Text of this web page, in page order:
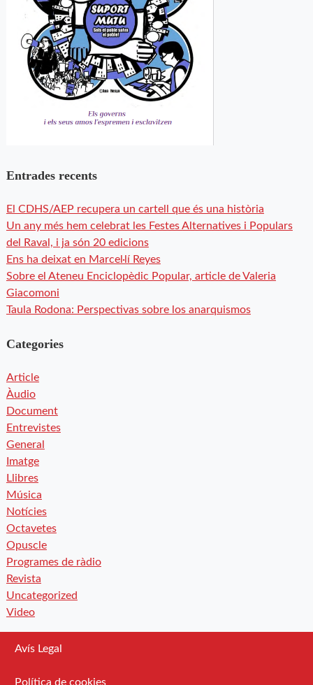
Entrades recents
El CDHS/AEP recupera un cartell que és una història
Un any més hem celebrat les Festes Alternatives i Populars
del Raval, i ja són 20 edicions
Ens ha deixat en Marcel·lí Reyes
Sobre el Ateneu Enciclopèdic Popular, article de Valeria
Giacomoni
Taula Rodona: Perspectivas sobre los anarquismos
Categories
Article
Àudio
Document
Entrevistes
General
Imatge
Llibres
Música
Notícies
Octavetes
Opuscle
Programes de ràdio
Revista
Uncategorized
Video
Avís Legal
Política de cookies